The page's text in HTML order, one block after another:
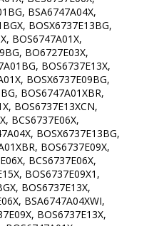
BSA6747A04X,
BOSX6737E13BG,
BOS6747A01X,
BO6727E03X,
BOS6737E13X,
BOSX6737E09BG,
BOS6747A01XBR,
BOS6737E13XCN,
BCS6737E06X,
BOSX6737E13BG,
BOS6737E09X,
BCS6737E06X,
BOS6737E09X1,
BOS6737E13X,
BSA6747A04XWI,
BOS6737E13X,